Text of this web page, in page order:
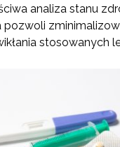
analiza stanu
stosowanych